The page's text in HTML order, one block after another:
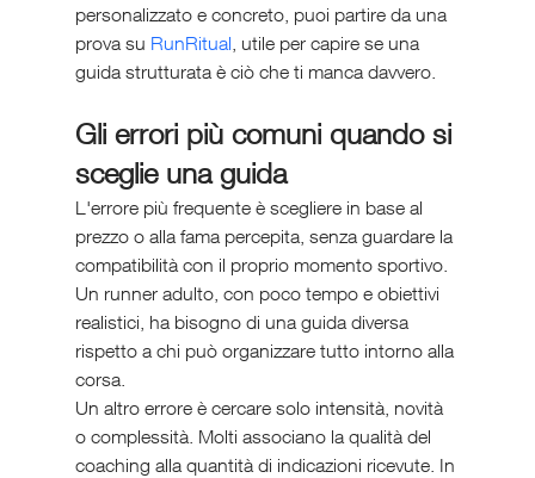
personalizzato e concreto, puoi partire da una
prova su RunRitual , utile per capire se una
guida strutturata è ciò che ti manca davvero.
Gli errori più comuni quando si
sceglie una guida
L'errore più frequente è scegliere in base al
prezzo o alla fama percepita, senza guardare la
compatibilità con il proprio momento sportivo.
Un runner adulto, con poco tempo e obiettivi
realistici, ha bisogno di una guida diversa
rispetto a chi può organizzare tutto intorno alla
corsa.
Un altro errore è cercare solo intensità, novità
o complessità. Molti associano la qualità del
coaching alla quantità di indicazioni ricevute. In